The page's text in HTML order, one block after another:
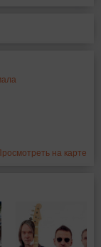
на карте